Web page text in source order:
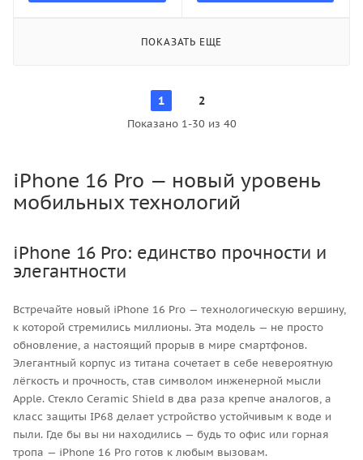
ПОКАЗАТЬ ЕЩЕ
1 2
Показано 1-30 из 40
iPhone 16 Pro — новый уровень
мобильных технологий
iPhone 16 Pro: единство прочности и
элегантности
Встречайте новый iPhone 16 Pro — технологическую вершину,
к которой стремились миллионы. Эта модель — не просто
обновление, а настоящий прорыв в мире смартфонов.
Элегантный корпус из титана сочетает в себе невероятную
лёгкость и прочность, став символом инженерной мысли
Apple. Стекло Ceramic Shield в два раза крепче аналогов, а
класс защиты IP68 делает устройство устойчивым к воде и
пыли. Где бы вы ни находились — будь то офис или горная
тропа — iPhone 16 Pro готов к любым вызовам.